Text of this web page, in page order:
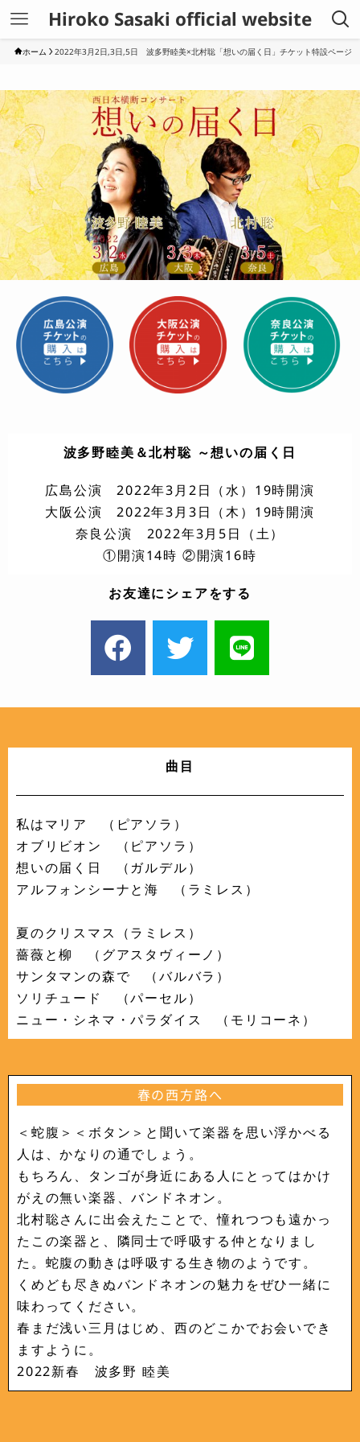
Hiroko Sasaki official website
ホーム 2022年3月2日,3日,5日 波多野睦美×北村聡「想いの届く日」チケット特設ページ
波多野睦美＆北村聡 ～想いの届く日
広島公演 2022年3月2日（水）19時開演
大阪公演 2022年3月3日（木）19時開演
奈良公演 2022年3月5日（土）
①開演14時 ②開演16時
お友達にシェアをする
曲目
私はマリア （ピアソラ）
オブリビオン （ピアソラ）
想いの届く日 （ガルデル）
アルフォンシーナと海 （ラミレス）
夏のクリスマス（ラミレス）
薔薇と柳 （グアスタヴィーノ）
サンタマンの森で （バルバラ）
ソリチュード （パーセル）
ニュー・シネマ・パラダイス （モリコーネ）
春の西方路へ
＜蛇腹＞＜ボタン＞と聞いて楽器を思い浮かべる
人は、かなりの通でしょう。
もちろん、タンゴが身近にある人にとってはかけ
がえの無い楽器、バンドネオン。
北村聡さんに出会えたことで、憧れつつも遠かっ
たこの楽器と、隣同士で呼吸する仲となりまし
た。蛇腹の動きは呼吸する生き物のようです。
くめども尽きぬバンドネオンの魅力をぜひ一緒に
味わってください。
春まだ浅い三月はじめ、西のどこかでお会いでき
ますように。
2022新春 波多野 睦美